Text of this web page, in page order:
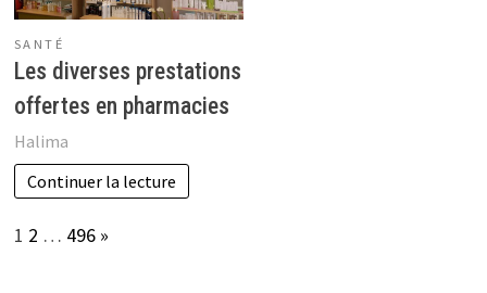
SANTÉ
Les diverses prestations
offertes en pharmacies
Halima
Continuer la lecture
Page:
1 2 … 496 Next
»